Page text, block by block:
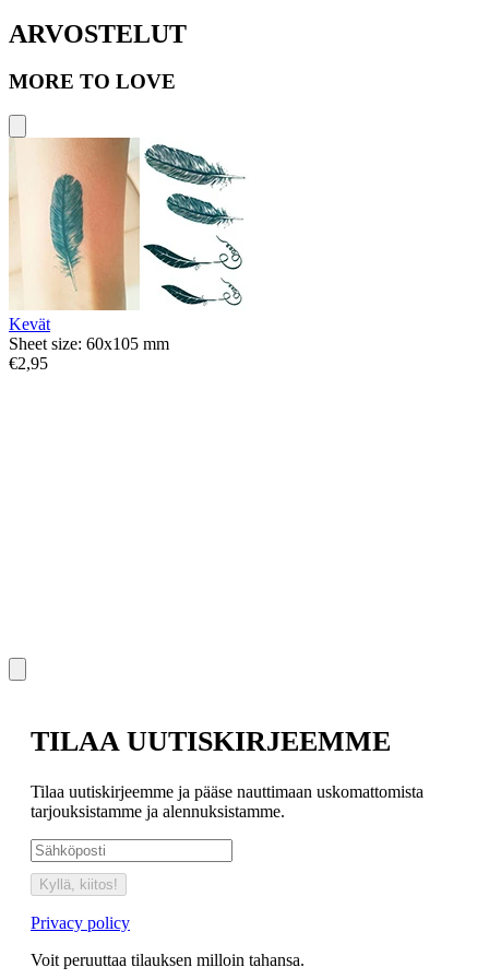
ARVOSTELUT
MORE TO LOVE
Kevät
Sheet size: 60x105 mm
€2,95
TILAA UUTISKIRJEEMME
Tilaa uutiskirjeemme ja pääse nauttimaan uskomattomista
tarjouksistamme ja alennuksistamme.
Kyllä, kiitos!
Privacy policy
Voit peruuttaa tilauksen milloin tahansa.